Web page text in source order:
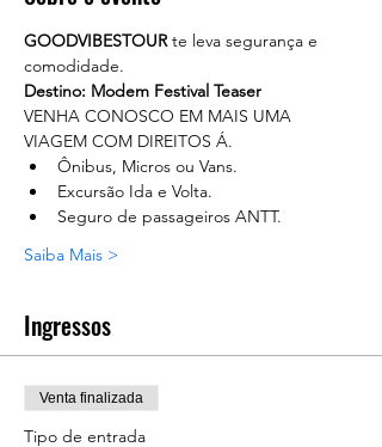
GOODVIBESTOUR te leva segurança e
comodidade.
Destino: Modem Festival Teaser
VENHA CONOSCO EM MAIS UMA
VIAGEM COM DIREITOS Á.
Ônibus, Micros ou Vans.
Excursão Ida e Volta.
Seguro de passageiros ANTT.
Saiba Mais >
Ingressos
Venta finalizada
Tipo de entrada